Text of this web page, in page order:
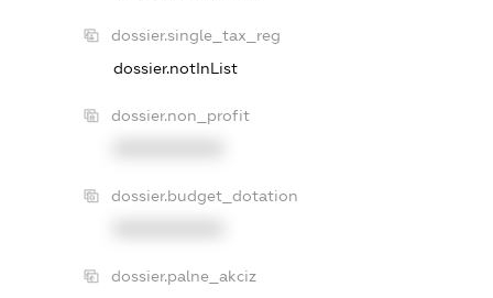
dossier.single_tax_reg
dossier.notInList
dossier.non_profit
dossier.budget_dotation
dossier.palne_akciz